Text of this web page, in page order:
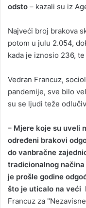
odsto – kazali su iz
Najveći broj brakova
potom u julu 2.054,
kada je iznosio 236,
Vedran Francuz,
pandemije, sve bilo
su se ljudi teže
– Mjere koje su uveli
određeni brakovi
do vanbračne
tradicionalnog
je prošle godine
što je uticalo na veći
Francuz za